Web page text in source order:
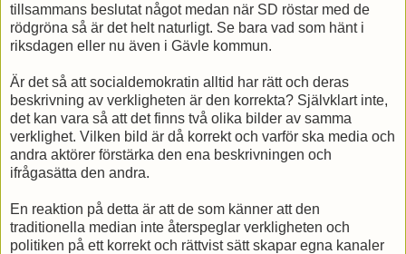
tillsammans beslutat något medan när SD röstar med de
rödgröna så är det helt naturligt. Se bara vad som hänt i
riksdagen eller nu även i Gävle kommun.
Är det så att socialdemokratin alltid har rätt och deras
beskrivning av verkligheten är den korrekta? Självklart inte,
det kan vara så att det finns två olika bilder av samma
verklighet. Vilken bild är då korrekt och varför ska media och
andra aktörer förstärka den ena beskrivningen och
ifrågasätta den andra.
En reaktion på detta är att de som känner att den
traditionella median inte återspeglar verkligheten och
politiken på ett korrekt och rättvist sätt skapar egna kanaler